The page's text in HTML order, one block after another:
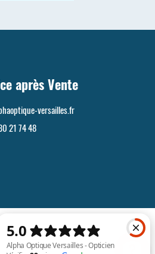
après Vente
versailles.fr
21 74 48